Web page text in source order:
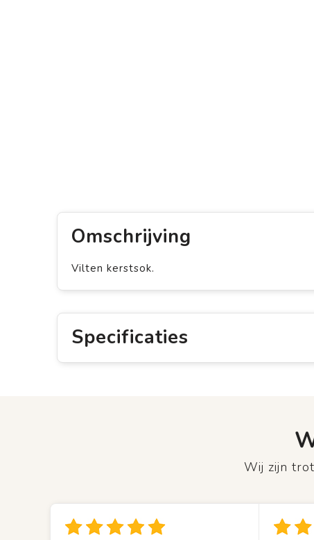
Omschrijving
Vilten kerstsok.
Specificaties
Wij zijn